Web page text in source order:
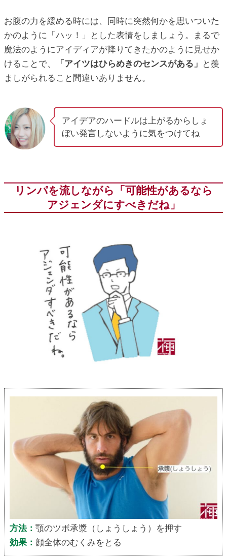
お腹の力を緩める時には、同時に突然何かを思いついた
かのように「ハッ！」とした表情をしましょう。まるで
魔法のようにアイディアが降りてきたかのように見せか
けることで、
「アイツはひらめきのセンスがある」
と羨
ましがられること間違いありません。
アイデアのハードルは上がるからしょ
ぼい発言しないように気をつけてね
リンパを流しながら「可能性があるなら
アジェンダにすべきだね」
方法： 顎のツボ承漿（しょうしょう）を押す
効果： 顔全体のむくみをとる